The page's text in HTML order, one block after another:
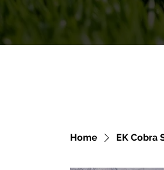
Home EK Cobra